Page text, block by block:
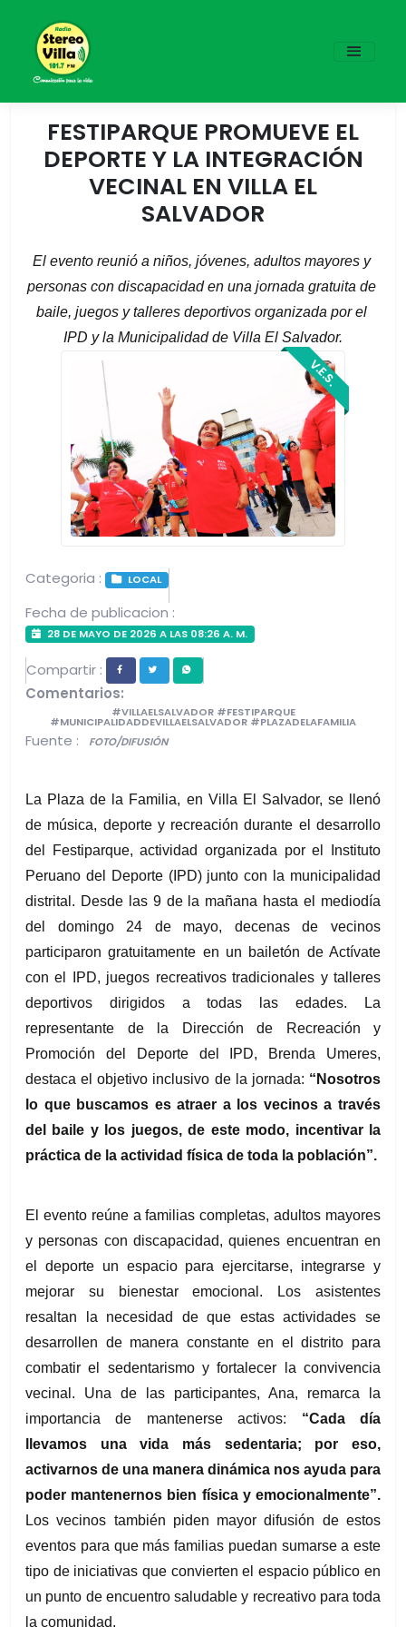
FESTIPARQUE PROMUEVE EL
DEPORTE Y LA INTEGRACIÓN
VECINAL EN VILLA EL
SALVADOR
El evento reunió a niños, jóvenes, adultos mayores y
personas con discapacidad en una jornada gratuita de
baile, juegos y talleres deportivos organizada por el
IPD y la Municipalidad de Villa El Salvador.
V.E.S.
Categoria : LOCAL
Fecha de publicacion :
28 DE MAYO DE 2026 A LAS 08:26 A. M.
Compartir :
Comentarios:
#VILLAELSALVADOR #FESTIPARQUE
#MUNICIPALIDADDEVILLAELSALVADOR #PLAZADELAFAMILIA
Fuente : FOTO/DIFUSIÓN
La Plaza de la Familia, en Villa El Salvador, se llenó
de música, deporte y recreación durante el desarrollo
del Festiparque, actividad organizada por el Instituto
Peruano del Deporte (IPD) junto con la municipalidad
distrital. Desde las 9 de la mañana hasta el mediodía
del domingo 24 de mayo, decenas de vecinos
participaron gratuitamente en un bailetón de Actívate
con el IPD, juegos recreativos tradicionales y talleres
deportivos dirigidos a todas las edades. La
representante de la Dirección de Recreación y
Promoción del Deporte del IPD, Brenda Umeres,
destaca el objetivo inclusivo de la jornada: “Nosotros
lo que buscamos es atraer a los vecinos a través
del baile y los juegos, de este modo, incentivar la
práctica de la actividad física de toda la población”.
El evento reúne a familias completas, adultos mayores
y personas con discapacidad, quienes encuentran en
el deporte un espacio para ejercitarse, integrarse y
mejorar su bienestar emocional. Los asistentes
resaltan la necesidad de que estas actividades se
desarrollen de manera constante en el distrito para
combatir el sedentarismo y fortalecer la convivencia
vecinal. Una de las participantes, Ana, remarca la
importancia de mantenerse activos: “Cada día
llevamos una vida más sedentaria; por eso,
activarnos de una manera dinámica nos ayuda para
poder mantenernos bien física y emocionalmente”.
Los vecinos también piden mayor difusión de estos
eventos para que más familias puedan sumarse a este
tipo de iniciativas que convierten el espacio público en
un punto de encuentro saludable y recreativo para toda
la comunidad.